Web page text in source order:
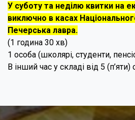
У суботу та неділю квитки на
виключно в касах
Печерська лавра.
(1 година 30 хв)
1 особа (школярі, студенти,
В інший час у складі від 5 (п’яти)